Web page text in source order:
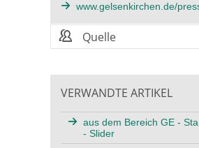
www.gelsenkirchen.de/
Quelle
VERWANDTE ARTIKEL
aus dem Bereich GE -
- Slider